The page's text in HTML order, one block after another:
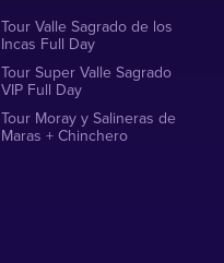
Tour Valle Sagrado de los
Incas Full Day
Tour Super Valle Sagrado
VIP Full Day
Tour Moray y Salineras de
Maras + Chinchero